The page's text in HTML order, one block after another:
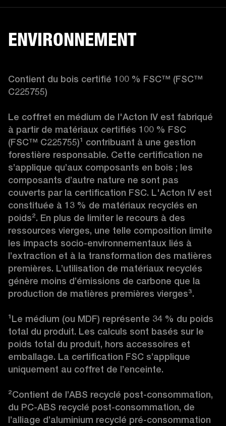
ENVIRONNEMENT
Contient du bois certifié 100 % FSC™ (FSC™
C225755)
Le coffret en médium de l'Acton IV est fabriqué
à partir de matériaux certifiés 100 % FSC
(FSC™ C225755)¹ contribuant à une gestion
forestière responsable. Cette certification ne
s’applique qu’aux composants en bois ; les
composants d’autre nature ne sont pas
couverts par la certification FSC. L'Acton IV est
constituée à 13 % de matériaux recyclés en
poids². En plus de limiter le recours à des
ressources vierges, une telle composition limite
les impacts socio-environnementaux liés à
l’extraction et à la transformation des matières
premières. L’utilisation de matériaux recyclés
génère moins d’émissions de carbone que la
production de matières premières vierges³.
¹Le médium (ou MDF) représente 34 % du poids
total du produit. Les calculs sont basés sur le
poids total du produit, hors accessoires et
emballage. La certification FSC s’applique
uniquement au coffret de l’enceinte.
²Contient de l’ABS recyclé post-consommation,
du PC-ABS recyclé post-consommation, de
l’alliage d’aluminium recyclé pré-consommation